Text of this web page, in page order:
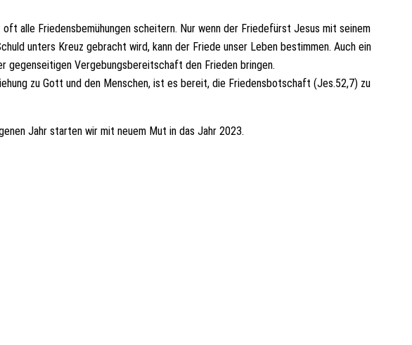
alle Friedensbemühungen scheitern. Nur wenn der Friedefürst Jesus mit seinem
unters Kreuz gebracht wird, kann der Friede unser Leben bestimmen. Auch ein
gegenseitigen Vergebungsbereitschaft den Frieden bringen.
zu Gott und den Menschen, ist es bereit, die Friedensbotschaft (Jes.52,7) zu
Jahr starten wir mit neuem Mut in das Jahr 2023.